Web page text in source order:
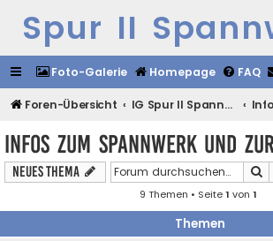
Spur II
Foto-Galerie Homepage FAQ
Foren-Übersicht IG Spur II Spannwerk
Infos zum Spannwerk und
Neues Thema
9 Themen • Seite1 von 1
Themen